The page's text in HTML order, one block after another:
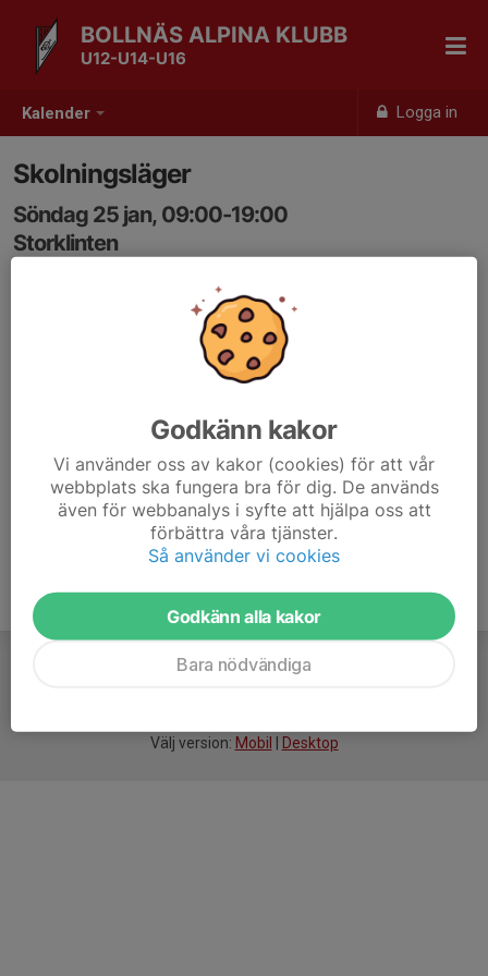
Kalender Logga in
BOLLNÄS ALPINA KLUBB
U12-U14-U16
Skolningsläger
Söndag 25 jan, 09:00-19:00
Storklinten
Välj version: Mobil Desktop
Godkänn kakor
Vi använder oss av kakor (cookies) för att vår
webbplats ska fungera bra för dig. De används
även för webbanalys i syfte att hjälpa oss att
förbättra våra tjänster.
Så använder vi cookies
Godkänn alla kakor
Bara nödvändiga